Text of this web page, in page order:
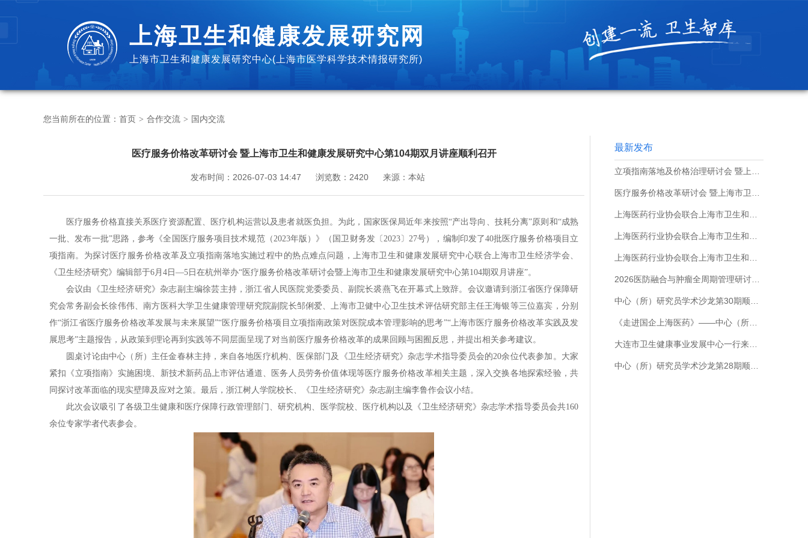
上海卫生和健康发展研究网
上海市卫生和健康发展研究中心(上海市医学科学技术情报研究所)
您当前所在的位置： 首页 > 合作交流 > 国内交流
医疗服务价格改革研讨会 暨上海市卫生和健康发展研究中心第104期双月讲座顺利召开
发布时间： 2026-07-03 14:47 浏览数： 2420 来源： 本站
医疗服务价格直接关系医疗资源配置、医疗机构运营以及患者就医负担。为此，国家医保局近年来按照“产出导向、技耗分离”原则和“成熟
一批、发布一批”思路，参考《全国医疗服务项目技术规范（2023年版）》（国卫财务发〔2023〕27号），编制印发了40批医疗服务价格项目立
项指南。为探讨医疗服务价格改革及立项指南落地实施过程中的热点难点问题，上海市卫生和健康发展研究中心联合上海市卫生经济学会、
《卫生经济研究》编辑部于6月4日—5日在杭州举办“医疗服务价格改革研讨会暨上海市卫生和健康发展研究中心第104期双月讲座”。
会议由《卫生经济研究》杂志副主编徐芸主持，浙江省人民医院党委委员、副院长裘燕飞在开幕式上致辞。会议邀请到浙江省医疗保障研
究会常务副会长徐伟伟、南方医科大学卫生健康管理研究院副院长邹俐爱、上海市卫健中心卫生技术评估研究部主任王海银等三位嘉宾，分别
作“浙江省医疗服务价格改革发展与未来展望”“医疗服务价格项目立项指南政策对医院成本管理影响的思考”“上海市医疗服务价格改革实践及发
展思考”主题报告，从政策到理论再到实践等不同层面呈现了对当前医疗服务价格改革的成果回顾与困囿反思，并提出相关参考建议。
圆桌讨论由中心（所）主任金春林主持，来自各地医疗机构、医保部门及《卫生经济研究》杂志学术指导委员会的20余位代表参加。大家
紧扣《立项指南》实施困境、新技术新药品上市评估通道、医务人员劳务价值体现等医疗服务价格改革相关主题，深入交换各地探索经验，共
同探讨改革面临的现实壁障及应对之策。最后，浙江树人学院校长、《卫生经济研究》杂志副主编李鲁作会议小结。
此次会议吸引了各级卫生健康和医疗保障行政管理部门、研究机构、医学院校、医疗机构以及《卫生经济研究》杂志学术指导委员会共160
余位专家学者代表参会。
最新发布